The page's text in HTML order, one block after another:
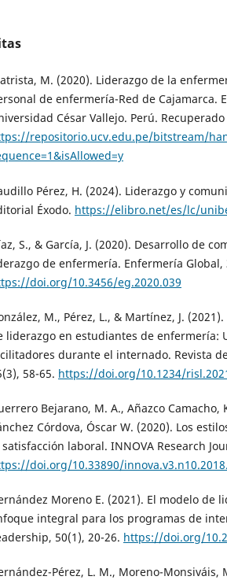
M. (2020). Liderazgo de la
de enfermería-Red de Cajamarca.
César Vallejo. Perú. Recuperado
repositorio.ucv.edu.pe/bitstream/
Pérez, H. (2024). Liderazgo y
Éxodo. https://elibro.net/es/lc/
S., & García, J. (2020). Desarrollo de
de enfermería. Enfermería Global,
doi.org/10.3456/eg.2020.039
M., Pérez, L., & Martínez, J.
liderazgo en estudiantes de enfermería:
durante el internado. Revista
58-65. https://doi.org/10.1234/
Bejarano, M. A., Añazco Camacho,
Córdova, Óscar W. (2020). Los
satisfacción laboral. INNOVA Research
doi.org/10.33890/
Moreno E. (2021). El modelo de
integral para los programas de
50(1), 20-26. https://doi.org/
Pérez, L. M., Moreno-Monsiváis,